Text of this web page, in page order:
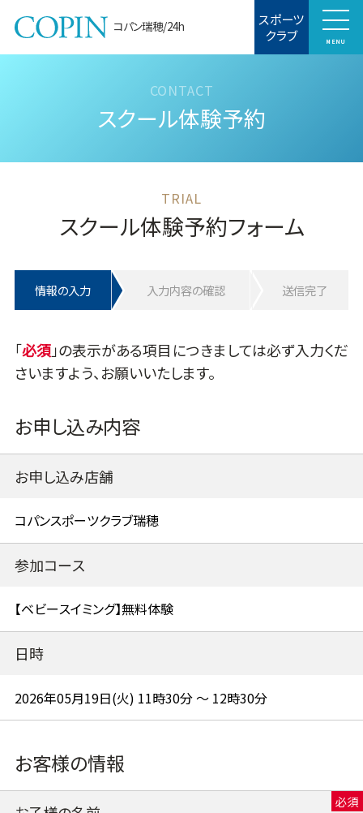
コパン瑞穂/24h スポーツ
クラブ MENU
スクール体験予約
スクール体験予約フォーム
情報の入力 入力内容の確認 送信完了
「
」の表示がある項目につきましては必ず入力くだ
さいますよう、お願いいたします。
お申し込み内容
お申し込み店舗
参加コース
日時
お客様の情報